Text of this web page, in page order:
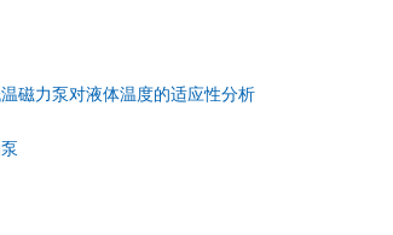
磁力泵对液体温度的适应性分析